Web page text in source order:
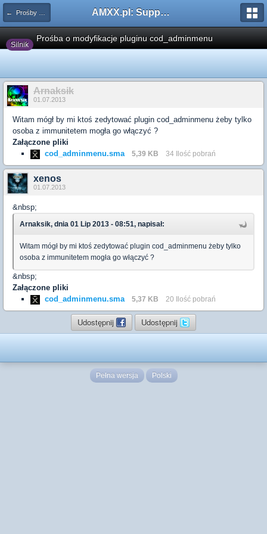
← Prośby o modyfikacje silników/klas/perków AMXX.pl: Support AMX Mod X i SourceMod
Silnik
Prośba o modyfikacje pluginu cod_adminmenu
Arnaksik
01.07.2013
Witam mógł by mi ktoś zedytować plugin cod_adminmenu żeby tylko
osoba z immunitetem mogła go włączyć ?
Załączone pliki
cod_adminmenu.sma
5,39 KB 34 Ilość pobrań
xenos
01.07.2013
&nbsp;
Arnaksik, dnia 01 Lip 2013 - 08:51, napisał:
Witam mógł by mi ktoś zedytować plugin cod_adminmenu żeby tylko
osoba z immunitetem mogła go włączyć ?
&nbsp;
Załączone pliki
cod_adminmenu.sma
5,37 KB 20 Ilość pobrań
Udostępnij Udostępnij
Pełna wersja Polski